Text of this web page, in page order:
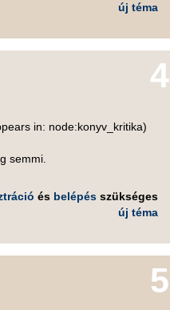
új téma
4
in: node:konyv_kritika)
semmi.
és belépésszükséges
új téma
5